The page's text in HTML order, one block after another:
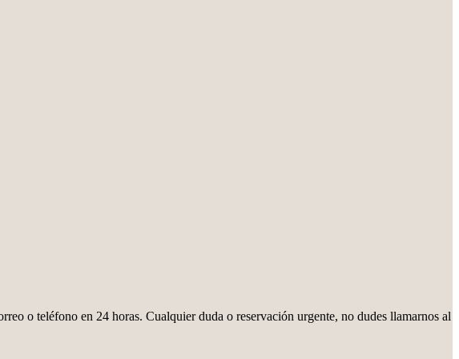
o teléfono en 24 horas. Cualquier duda o reservación urgente, no dudes llamarnos al